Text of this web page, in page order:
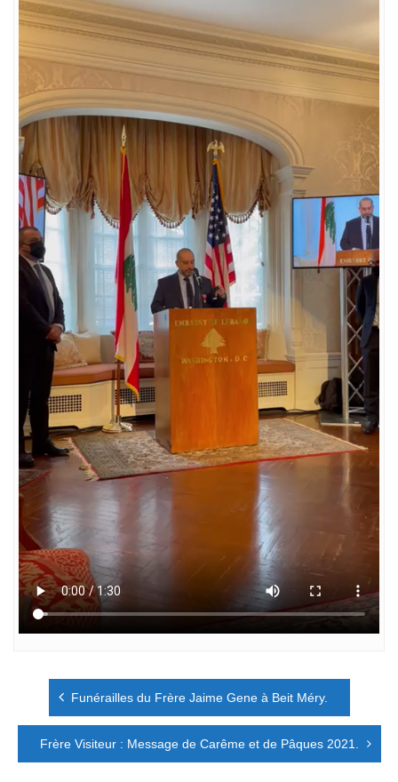
Navigation
l’article
Funérailles du Frère Jaime Gene à Beit Méry.
Frère Visiteur : Message de Carême et de Pâques 2021.